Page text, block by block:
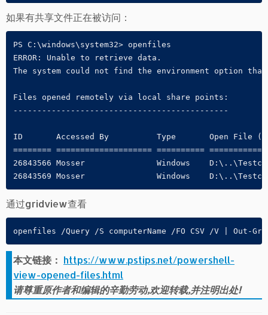
如果有共享文件正在被访问：
PS C:\windows\system32> openfiles
ERROR: Unable to retrieve data.
The system could not find the environment option that
Files opened remotely via local share points:
---------------------------------------------
ID       Accessed By          Type       Open File
======== ==================== ==========
26843566 Mosser               Windows
26843569 Mosser               Windows
通过gridview查看
openfiles /Query /S computerName /FO CSV /V | Out-
本文链接： https://www.pstips.net/powershell-
view-opened-files.html
请尊重原作者和编辑的辛勤劳动,欢迎转载,并注明出处!